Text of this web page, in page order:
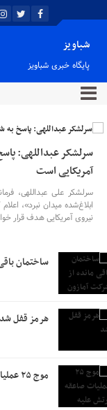
شباویز
پایگاه خبری شباویز
سرلشکر عبداللهی:
آمریکایی است
سرلشکر علی عبداللهی،
ابلاغ‌شده میدان نبرد»،
نیروی آمریکایی هدف قرار
ساختمان
هرمز قفل شد
موج ۲۵ عملیات صاعقه ارتش علیه پایگاه‌های آمریکا در کویت